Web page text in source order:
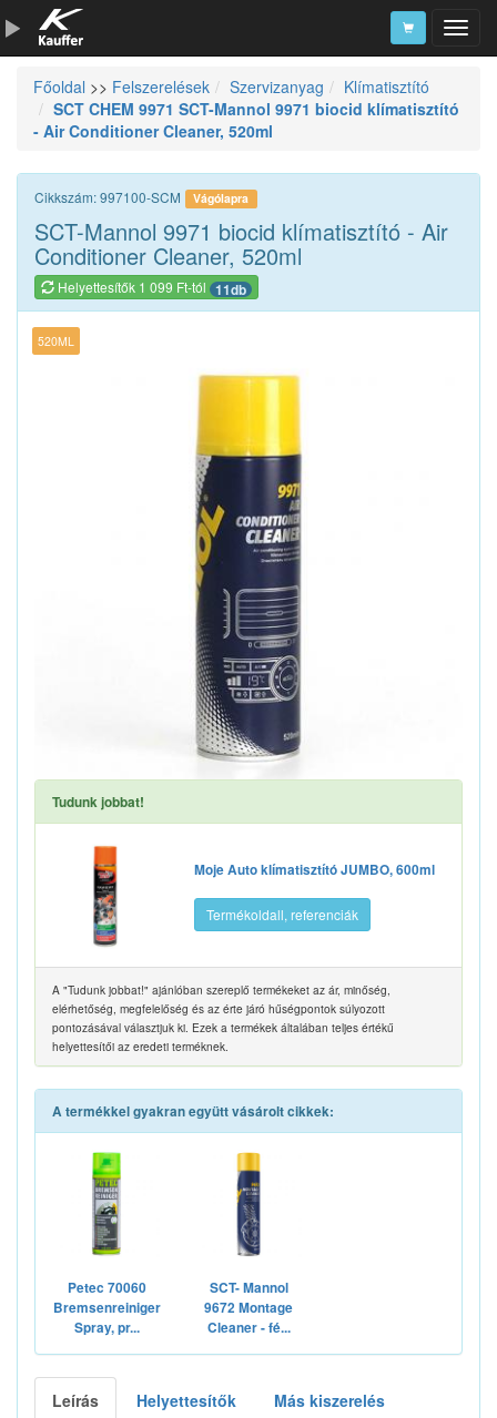
Szerszámkatalógus
Kosár
Alkatrészek
Főoldal >> Felszerelések Szervizanyag
Klímatisztító
SCT CHEM 9971 SCT-Mannol 9971 biocid klímatisztító
- Air Conditioner Cleaner, 520ml
Cikkszám: 997100-SCM Vágólapra
SCT-Mannol 9971 biocid klímatisztító - Air
Conditioner Cleaner, 520ml
Helyettesítők 1 099 Ft-tól 11db
520ML
Tudunk jobbat!
Moje Auto klímatisztító JUMBO, 600ml
Termékoldall, referenciák
A "Tudunk jobbat!" ajánlóban szereplő termékeket az ár, minőség,
elérhetőség, megfelelőség és az érte járó hűségpontok súlyozott
pontozásával választjuk ki. Ezek a termékek általában teljes értékű
helyettesítői az eredeti terméknek.
A termékkel gyakran együtt vásárolt cikkek:
Petec 70060
Bremsenreiniger
Spray, pr...
SCT- Mannol
9672 Montage
Cleaner - fé...
Leírás Helyettesítők Más kiszerelés